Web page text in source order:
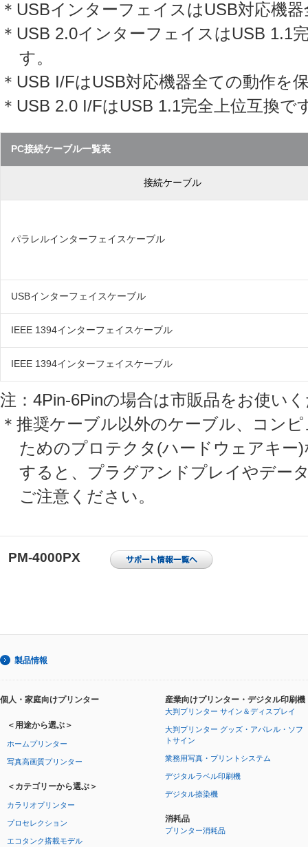
＊USBインターフェイスはUSB対応機
＊USB 2.0インターフェイスはUSB 1.1
す。
＊USB I/FはUSB対応機器全ての動作を
＊USB 2.0 I/FはUSB 1.1完全上位互換
PC接続ケーブル一覧表
接続ケーブル
パラレルインターフェイスケーブル
USBインターフェイスケーブル
IEEE 1394インターフェイスケーブル
IEEE 1394インターフェイスケーブル
注：4Pin-6Pinの場合は市販品をお使い
＊推奨ケーブル以外のケーブル、コン
ためのプロテクタ(ハードウェアキー
すると、プラグアンドプレイやデー
ご注意ください。
PM-4000PX
製品情報
個人・家庭向けプリンター
＜用途から選ぶ＞
ホームプリンター
写真高画質プリンター
＜カテゴリーから選ぶ＞
カラリオプリンター
プロセレクション
エコタンク搭載モデル
産業向けプリンター・デジタル印刷機
大判プリンター サイン＆ディスプレイ
大判プリンター グッズ・アパレル・ソフ
トサイン
業務用写真・プリントシステム
デジタルラベル印刷機
デジタル捺染機
消耗品
プリンター消耗品